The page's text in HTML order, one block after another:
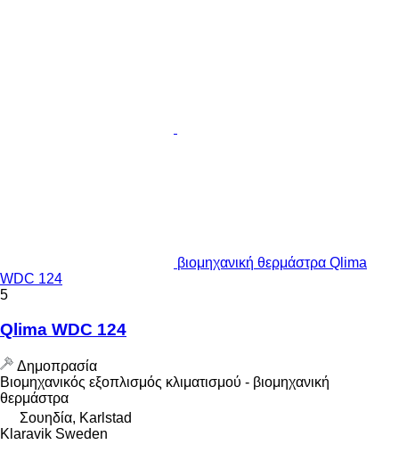
βιομηχανική θερμάστρα Qlima
WDC 124
5
Qlima WDC 124
Δημοπρασία
Βιομηχανικός εξοπλισμός κλιματισμού - βιομηχανική
θερμάστρα
Σουηδία, Karlstad
Klaravik Sweden